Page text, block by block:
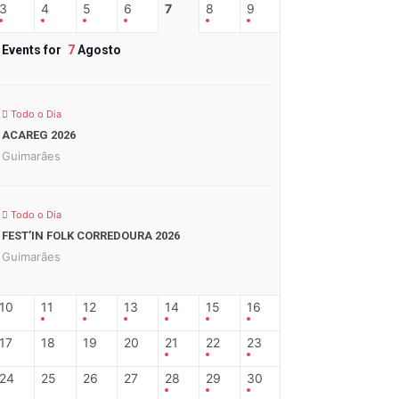
3 4 5 6 7 8 9
Events for 7Agosto
Todo o Dia
ACAREG 2026
Guimarães
Todo o Dia
FEST’IN FOLK CORREDOURA 2026
Guimarães
10 11 12 13 14 15 16
17 18 19 20 21 22 23
24 25 26 27 28 29 30